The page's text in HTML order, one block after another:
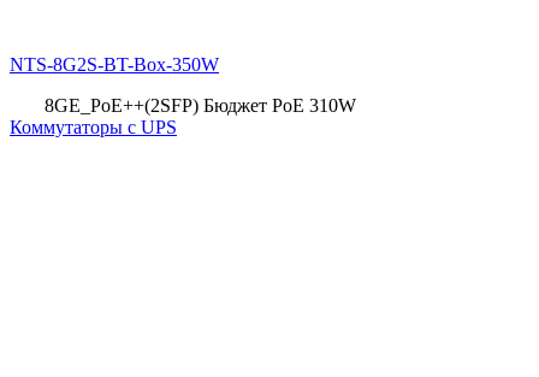
NTS-8G2S-BT-Box-350W
8GE_PoE++(2SFP) Бюджет PoE 310W
Коммутаторы с UPS